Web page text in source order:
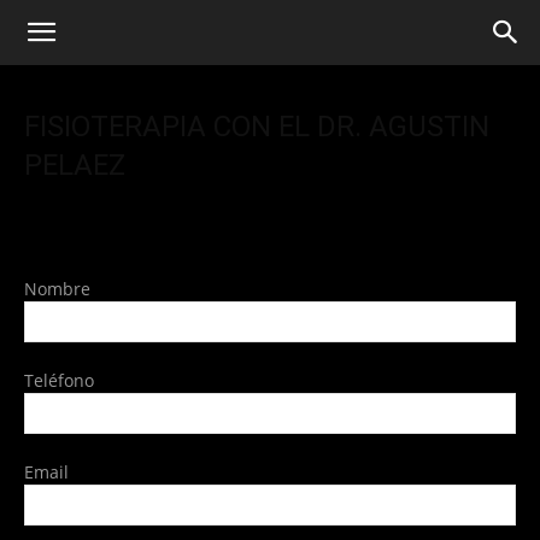
Nombre
Teléfono
Email